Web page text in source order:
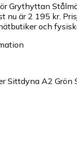
Grythyttan
nu är 2 195 kr.
och
Sittdyna A2 Grön